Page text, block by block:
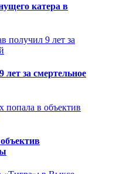
катера в
лет за смертельное